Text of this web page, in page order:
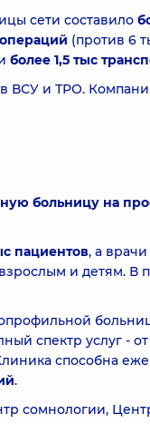
сети составило
(против 6
более 1,5 тыс
ВСУ и ТРО.
больницу на
пациентов, а
взрослым и детям. В
спектр услуг -
способна
.
сомнологии,